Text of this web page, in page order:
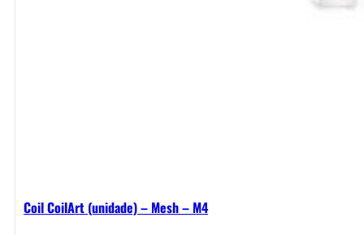
Coil CoilArt (unidade) – Mesh – M4